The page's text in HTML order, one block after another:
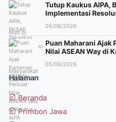
Tutup Kaukus AIPA,
Implementasi
05/08/2026
Puan Maharani Ajak
Nilai ASEAN Way di
05/08/2026
Halaman
Beranda
Primbon Jawa